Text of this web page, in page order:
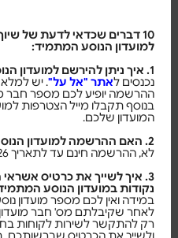
10 דברים שכדאי לדעת של
למועדון הנוסע המתמיד:
1. איך ניתן להירשם למועדון הנוסע המתמיד?
נכנסים לאתר "אל על". יש
ההרשמה יופיע לכם מספר חבר
בנוסף תקבלו מייל הצטרפות
המועדון שלכם.
2. האם ההרשמה למועדון הנוסע המתמיד עולה כסף?
לא, ההרשמה חינם עד לתאריך 31.12.26
3. איך לשייך את כרטיס
נקודות במועדון הנוסע
לאחר שקיבלתם מס' חבר